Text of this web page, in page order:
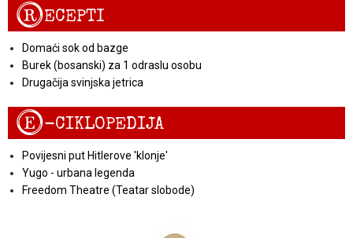
RECEPTI
Domaći sok od bazge
Burek (bosanski) za 1 odraslu osobu
Drugačija svinjska jetrica
E-CIKLOPEDIJA
Povijesni put Hitlerove 'klonje'
Yugo - urbana legenda
Freedom Theatre (Teatar slobode)